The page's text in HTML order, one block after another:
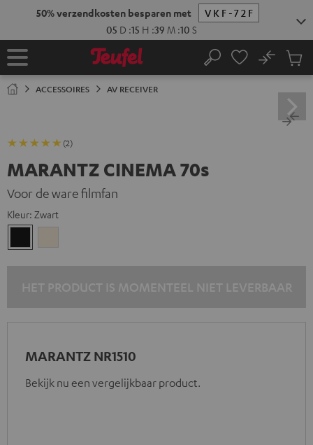
50% verzendkosten besparen met
VKF-72F
05 D :15 H :39 M :09 S
Home Zoeken
No
ACCESSOIRES AV RECEIVER
(2)
MARANTZ CINEMA 70s
Voor de ware filmfan
Kleur: Zwart
MARANTZ NR1510
Bekijk nu een vergelijkbaar product.